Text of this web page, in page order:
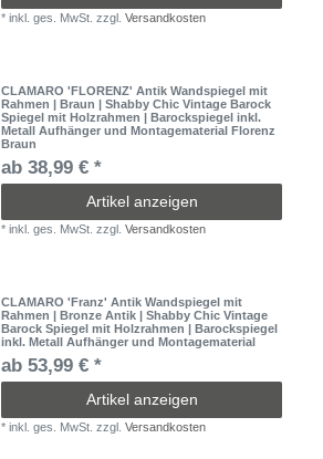
*inkl. ges. MwSt. zzgl.Versandkosten
CLAMARO 'FLORENZ' Antik Wandspiegel mit
Rahmen | Braun | Shabby Chic Vintage Barock
Spiegel mit Holzrahmen | Barockspiegel inkl.
Metall Aufhänger und Montagematerial Florenz
Braun
ab 38,99 € *
Artikel anzeigen
*inkl. ges. MwSt. zzgl.Versandkosten
CLAMARO 'Franz' Antik Wandspiegel mit
Rahmen | Bronze Antik | Shabby Chic Vintage
Barock Spiegel mit Holzrahmen | Barockspiegel
inkl. Metall Aufhänger und Montagematerial
ab 53,99 € *
Artikel anzeigen
*inkl. ges. MwSt. zzgl.Versandkosten